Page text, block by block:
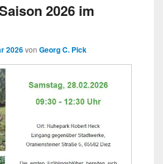
2026 im
2026von Georg C. Pick